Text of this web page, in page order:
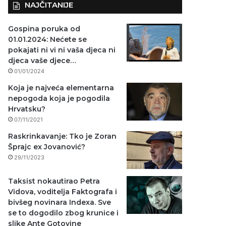
NAJČITANIJE
Gospina poruka od
01.01.2024: Nećete se
pokajati ni vi ni vaša djeca ni
djeca vaše djece…
01/01/2024
Koja je najveća elementarna
nepogoda koja je pogodila
Hrvatsku?
07/11/2021
Raskrinkavanje: Tko je Zoran
Šprajc ex Jovanović?
29/11/2023
Taksist nokautirao Petra
Vidova, voditelja Faktografa i
bivšeg novinara Indexa. Sve
se to dogodilo zbog krunice i
slike Ante Gotovine